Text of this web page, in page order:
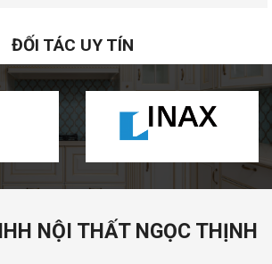
ĐỐI TÁC UY TÍN
NỘI THẤT NGỌC THỊNH